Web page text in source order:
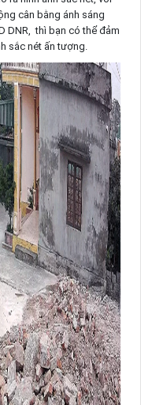
cân bằng ánh sáng
DNR, thì bạn có thể đảm
sắc nét ấn tượng.